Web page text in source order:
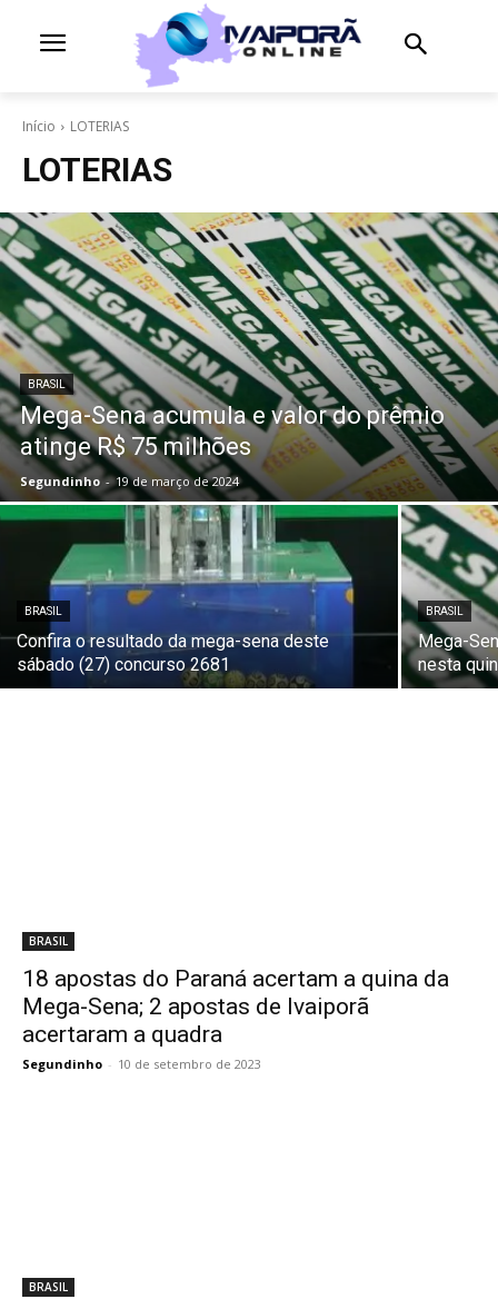
Início LOTERIAS
LOTERIAS
BRASIL
Mega-Sena acumula e valor do prêmio
atinge R$ 75 milhões
Segundinho - 19 de março de 2024
BRASIL
Confira o resultado da mega-sena deste
sábado (27) concurso 2681
BRASIL
Mega-
nesta
BRASIL
18 apostas do Paraná acertam a quina da
Mega-Sena; 2 apostas de Ivaiporã
acertaram a quadra
Segundinho - 10 de setembro de 2023
BRASIL